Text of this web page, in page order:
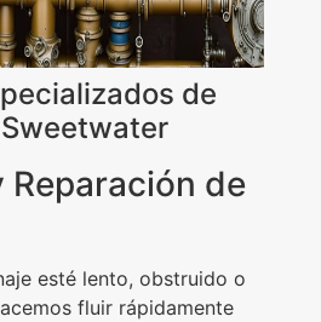
de
Reparación de
esté lento, obstruido o
fluir rápidamente